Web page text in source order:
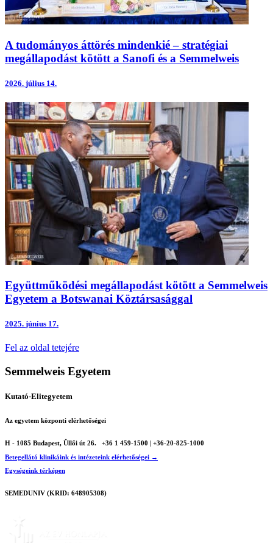
A tudományos áttörés mindenkié – stratégiai
megállapodást kötött a Sanofi és a Semmelweis
2026. július 14.
Együttműködési megállapodást kötött a Semmelweis
Egyetem a Botswanai Köztársasággal
2025. június 17.
Fel az oldal tetejére
Semmelweis Egyetem
Kutató-Elitegyetem
Az egyetem központi elérhetőségei
H - 1085 Budapest, Üllői út 26.
+36 1 459-1500 | +36-20-825-1000
Betegellátó klinikáink és intézeteink elérhetőségei →
Egységeink térképen
SEMEDUNIV (KRID: 648905308)